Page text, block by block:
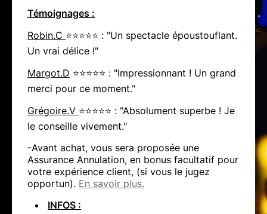
Témoignages :
Robin.C ⭐⭐⭐⭐⭐ : "Un spectacle époustouflant.
Un vrai délice !"
Margot.D ⭐⭐⭐⭐⭐ : "Impressionnant ! Un grand
merci pour ce moment."
Grégoire.V ⭐⭐⭐⭐⭐ : "Absolument superbe ! Je
le conseille vivement."
-Avant achat, vous sera proposée une
Assurance Annulation, en bonus facultatif pour
votre expérience client, (si vous le jugez
opportun). En savoir plus.
INFOS :